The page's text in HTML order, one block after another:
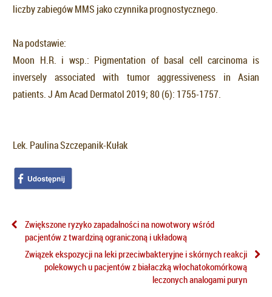
liczby zabiegów MMS jako czynnika prognostycznego.
Na podstawie:
Moon H.R. i wsp.: Pigmentation of basal cell carcinoma is
inversely associated with tumor aggressiveness in Asian
patients. J Am Acad Dermatol 2019; 80 (6): 1755-1757.
Lek. Paulina Szczepanik-Kułak
Zwiększone ryzyko zapadalności na nowotwory wśród
pacjentów z twardziną ograniczoną i układową
Związek ekspozycji na leki przeciwbakteryjne i skórnych reakcji
polekowych u pacjentów z białaczką włochatokomórkową
leczonych analogami puryn